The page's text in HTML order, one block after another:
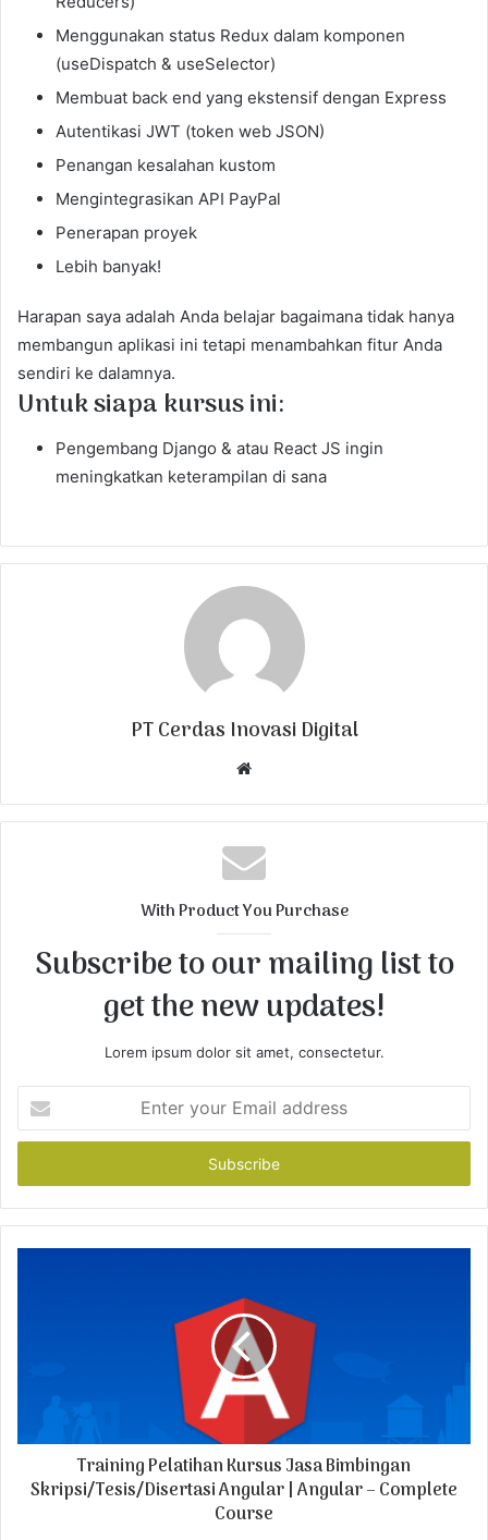
Menggunakan status Redux dalam komponen
(useDispatch & useSelector)
Membuat back end yang ekstensif dengan Express
Autentikasi JWT (token web JSON)
Penangan kesalahan kustom
Mengintegrasikan API PayPal
Penerapan proyek
Lebih banyak!
Harapan saya adalah Anda belajar bagaimana tidak hanya
membangun aplikasi ini tetapi menambahkan fitur Anda
sendiri ke dalamnya.
Untuk siapa kursus ini:
Pengembang Django & atau React JS ingin
meningkatkan keterampilan di sana
PT Cerdas Inovasi Digital
b
s
i
With Product You Purchase
Subscribe to our mailing list to
get the new updates!
Lorem ipsum dolor sit amet, consectetur.
t
r
y
Training Pelatihan Kursus Jasa Bimbingan
Skripsi/Tesis/Disertasi Angular | Angular – Complete
Course